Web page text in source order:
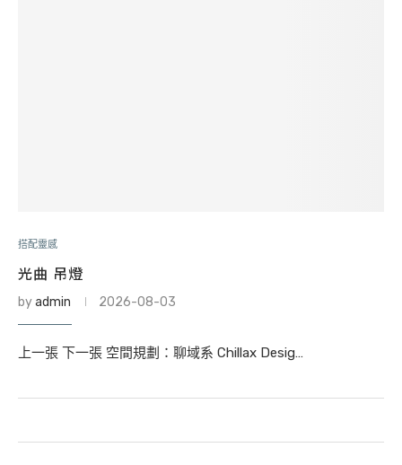
搭配靈感
光曲 吊燈
byadmin 2026-08-03
上一張 下一張 空間規劃：聊域系 Chillax Desig…